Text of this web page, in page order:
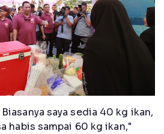
saya sedia 40 kg ikan,
habis sampai 60 kg ikan,"